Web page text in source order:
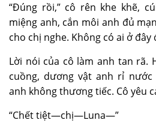
“Đúng rồi,” cô rên khe khẽ,
miệng anh, cắn môi anh đủ
cho chị nghe. Không có ai ở đây
Lời nói của cô làm anh tan rã.
cuồng, dương vật anh rỉ
anh không thương tiếc. Cô yêu
“Chết tiệt—chị—Luna—”